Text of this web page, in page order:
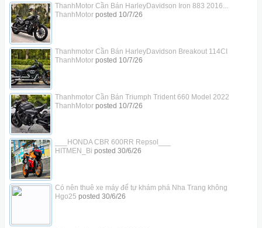
ThanhMotor Cần Bán HarleyDavidson Iron 883 2016...
ThanhMotorposted 10/7/26
Thanhmotor Cần Bán HarleyDavidson Breakout 114CI
ThanhMotorposted 10/7/26
Thanhmotor Cần Bán Triumph Trident 660 Model 2022
ThanhMotorposted 10/7/26
___HONDA CBR 600RR Repsol___
HITMEN_Bi posted 30/6/26
Có nên thuê xe máy để tự khám phá Nha Trang không
Hgo25 posted 30/6/26